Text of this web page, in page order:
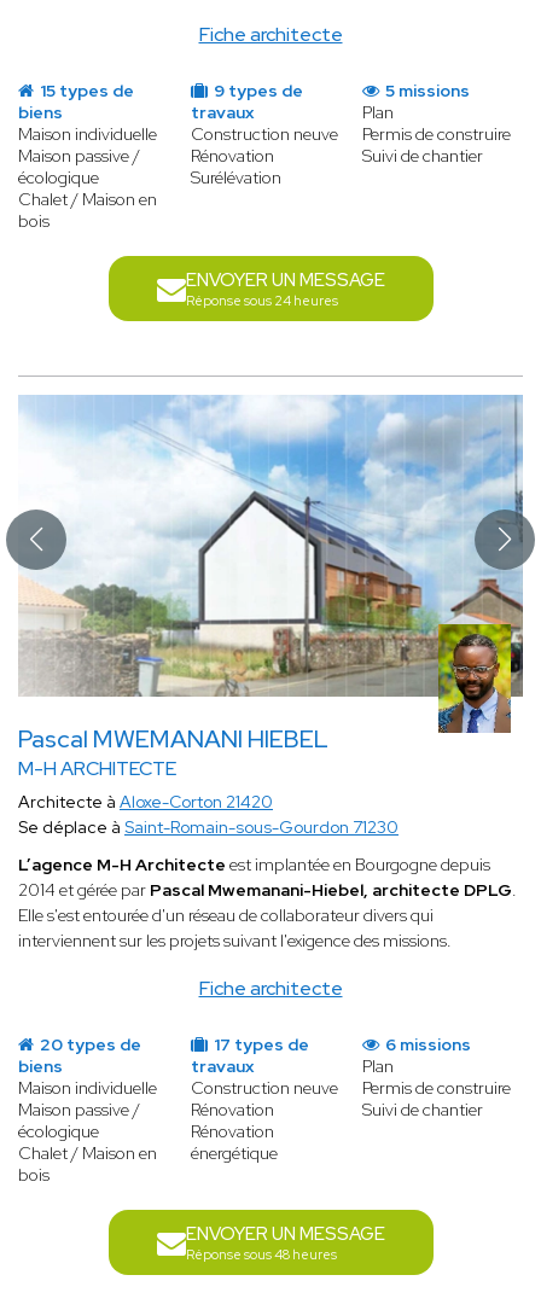
Fiche architecte
15 types de
biens
Maison individuelle
Maison passive /
écologique
Chalet / Maison en
bois
9 types de
travaux
Construction neuve
Rénovation
Surélévation
5 missions
Plan
Permis de construire
Suivi de chantier
ENVOYER UN MESSAGE
Réponse sous 24 heures
Pascal MWEMANANI HIEBEL
M-H ARCHITECTE
Fiche architecte
Architecte à Aloxe-Corton 21420
Se déplace à Saint-Romain-sous-Gourdon 71230
L’agence M-H Architecte est implantée en Bourgogne depuis
2014 et gérée par Pascal Mwemanani-Hiebel, architecte DPLG.
Elle s'est entourée d'un réseau de collaborateur divers qui
interviennent sur les projets suivant l'exigence des missions.
20 types de
biens
Maison individuelle
Maison passive /
écologique
Chalet / Maison en
bois
17 types de
travaux
Construction neuve
Rénovation
Rénovation
énergétique
6 missions
Plan
Permis de construire
Suivi de chantier
ENVOYER UN MESSAGE
Réponse sous 48 heures